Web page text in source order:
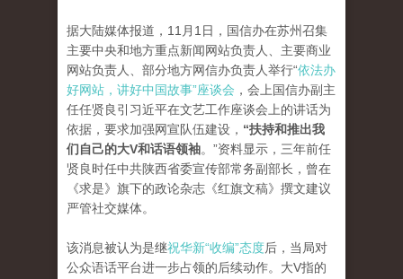
据大陆媒体报道，11月1日，国信办在苏州召集
主要中央和地方重点新闻网站负责人、主要商业
网站负责人、部分地方网信办负责人举行“依法办
好网站，讲好中国故事”座谈会 ，会上国信办副主
任任贤良引习近平在文艺工作座谈会上的讲话为
依据，要求加强网宣队伍建设， “扶持和推出我
们自己的大V和话语领袖。”资料显示，三年前任
贤良时任中共陕西省委宣传部常务副部长，曾在
《求是》旗下的政论杂志《红旗文稿》撰文建议
严管社交媒体。
该消息被认为是继祝华新“收编”态度后，当局对
公众语话平台进一步占领的后续动作。大V指的